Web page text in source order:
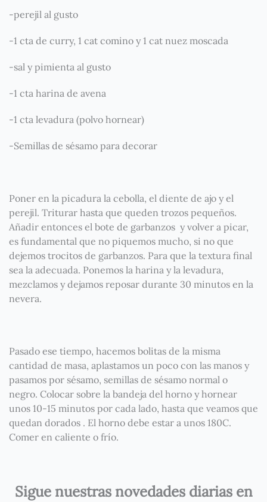
-perejil al gusto
-1 cta de curry, 1 cat comino y 1 cat nuez moscada
-sal y pimienta al gusto
-1 cta harina de avena
-1 cta levadura (polvo hornear)
-Semillas de sésamo para decorar
Poner en la picadura la cebolla, el diente de ajo y el
perejil. Triturar hasta que queden trozos pequeños.
Añadir entonces el bote de garbanzos y volver a picar,
es fundamental que no piquemos mucho, si no que
dejemos trocitos de garbanzos. Para que la textura final
sea la adecuada. Ponemos la harina y la levadura,
mezclamos y dejamos reposar durante 30 minutos en la
nevera.
Pasado ese tiempo, hacemos bolitas de la misma
cantidad de masa, aplastamos un poco con las manos y
pasamos por sésamo, semillas de sésamo normal o
negro. Colocar sobre la bandeja del horno y hornear
unos 10-15 minutos por cada lado, hasta que veamos que
quedan dorados . El horno debe estar a unos 180C.
Comer en caliente o frío.
Sigue nuestras novedades diarias en